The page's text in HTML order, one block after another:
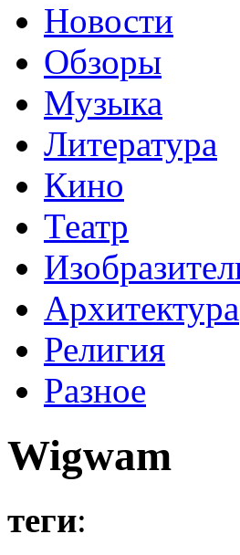
Новости
Обзоры
Музыка
Литература
Кино
Театр
Архитектура
Религия
Разное
Wigwam
теги: